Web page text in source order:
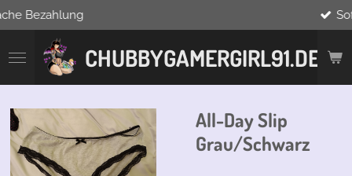
Zum
Hauptinhalt
springen
CHUBBYGAMERGIRL91.DE
Sofort verfügbar
All-Day Slip
Grau/Schwarz